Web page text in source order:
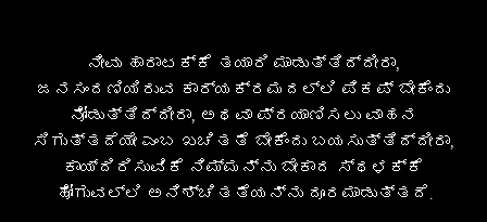
ನೀವು ಹಾರಾಟಕ್ಕೆ ತಯಾರಿ ಮಾಡುತ್ತಿದ್ದೀರಾ,
ಜನಸಂದಣಿಯಿರುವ ಕಾರ್ಯಕ್ರಮದಲ್ಲಿ ಪಿಕಪ್ ಬೇಕೆಂದು
ನೋಡುತ್ತಿದ್ದೀರಾ, ಅಥವಾ ಪ್ರಯಾಣಿಸಲು ವಾಹನ
ಸಿಗುತ್ತದೆಯೇ ಎಂಬ ಖಚಿತತೆ ಬೇಕೆಂದು ಬಯಸುತ್ತಿದ್ದೀರಾ,
ಕಾಯ್ದಿರಿಸುವಿಕೆ ನಿಮ್ಮನ್ನು ಬೇಕಾದ ಸ್ಥಳಕ್ಕೆ
ಹೋಗುವಲ್ಲಿ ಅನಿಶ್ಚಿತತೆಯನ್ನು ದೂರಮಾಡುತ್ತದೆ.